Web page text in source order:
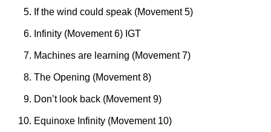
If the wind could speak (Movement 5)
Infinity (Movement 6) IGT
Machines are learning (Movement 7)
The Opening (Movement 8)
Don’t look back (Movement 9)
Equinoxe Infinity (Movement 10)